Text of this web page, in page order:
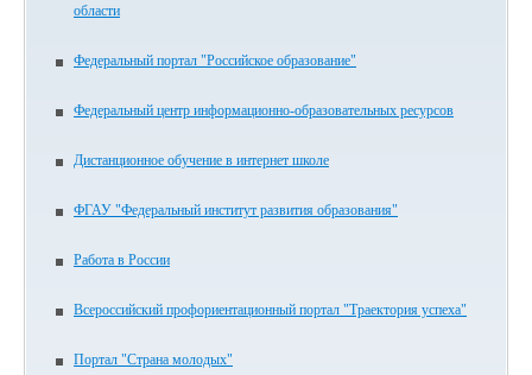
области
Федеральный портал "Российское образование"
Федеральный центр информационно-образовательных ресурсов
Дистанционное обучение в интернет школе
ФГАУ "Федеральный институт развития образования"
Работа в России
Всероссийский профориентационный портал "Траектория успеха"
Портал "Страна молодых"